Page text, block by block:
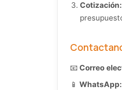
Cotización:
📧 Correo
📱 WhatsApp: